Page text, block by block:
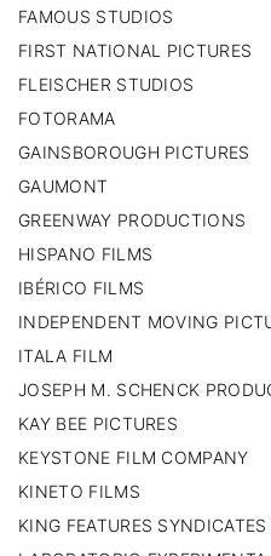
FAMOUS STUDIOS
FIRST NATIONAL PICTURES
FLEISCHER STUDIOS
FOTORAMA
GAINSBOROUGH PICTURES
GAUMONT
GREENWAY PRODUCTIONS
HISPANO FILMS
IBÉRICO FILMS
INDEPENDENT MOVING
ITALA FILM
JOSEPH M. SCHENCK
KAY BEE PICTURES
KEYSTONE FILM COMPANY
KINETO FILMS
KING FEATURES SYNDICATES